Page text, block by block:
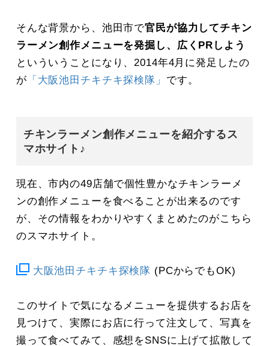
そんな背景から、池田市で官民が協力してチキン
ラーメン創作メニューを発掘し、広くPRしよう
といういうことになり、2014年4月に発足したの
が 「大阪池田チキチキ探検隊」 です。
チキンラーメン創作メニューを紹介するス
マホサイト♪
現在、市内の49店舗で個性豊かなチキンラーメ
ンの創作メニューを食べることが出来るのです
が、その情報をわかりやすくまとめたのがこちら
のスマホサイト。
大阪池田チキチキ探検隊 (PCからでもOK)
このサイトで気になるメニューを提供するお店を
見つけて、実際にお店に行って注文して、写真を
撮って食べてみて、感想をSNSに上げて拡散して